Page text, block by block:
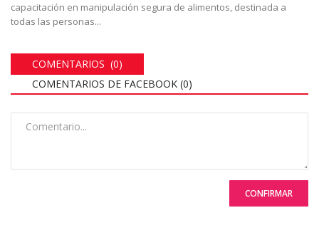
capacitación en manipulación segura de alimentos, destinada a
todas las personas...
COMENTARIOS (0)
COMENTARIOS DE FACEBOOK (0)
CONFIRMAR